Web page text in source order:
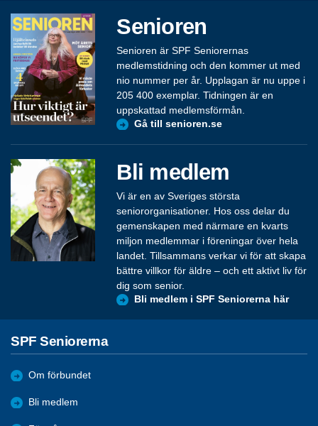
Senioren
Senioren är SPF Seniorernas
medlemstidning och den kommer ut med
nio nummer per år. Upplagan är nu uppe i
205 400 exemplar. Tidningen är en
uppskattad medlemsförmån.
Gå till senioren.se
Bli medlem
Vi är en av Sveriges största
seniororganisationer. Hos oss delar du
gemenskapen med närmare en kvarts
miljon medlemmar i föreningar över hela
landet. Tillsammans verkar vi för att skapa
bättre villkor för äldre – och ett aktivt liv för
dig som senior.
Bli medlem i SPF Seniorerna här
SPF Seniorerna
Om förbundet
Bli medlem